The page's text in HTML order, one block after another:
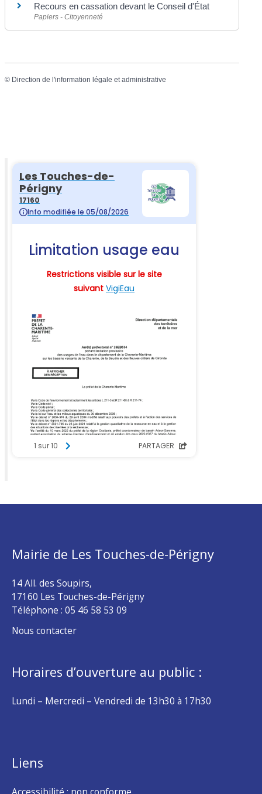
Recours en cassation devant le Conseil d'État
Papiers - Citoyenneté
© Direction de l'information légale et administrative
Mairie de Les Touches-de-Périgny
14 All. des Soupirs,
17160 Les Touches-de-Périgny
Téléphone : 05 46 58 53 09
Nous contacter
Horaires d’ouverture au public :
Lundi – Mercredi – Vendredi de 13h30 à 17h30
Liens